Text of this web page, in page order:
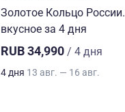
Золотое Кольцо
вкусное за 4 дня
RUB 34,990 / 4 дня
4 дня 13 авг. — 16 авг.